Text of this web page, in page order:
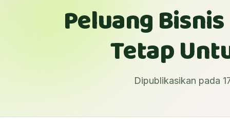
Peluang
Tetap
Dipublikasikan pada